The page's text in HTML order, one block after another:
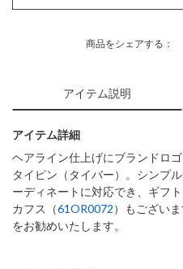
商品をシェアする：
アイテム説明
アイテム詳細
ヘアライン仕上げにブランドロ
タイピン（タイバー）。シンプ
ーディネートに対応でき、ギフ
カフス（61OR0072）もござい
をお勧めいたします。